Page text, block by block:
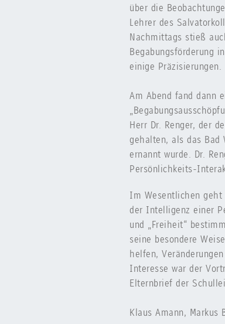
über die
Lehrer des
Nachmittags stieß
Begabungsförderung
einige Präzisierungen.
Am Abend fand dann
Herr Dr. Renger, der
gehalten, als das Bad
ernannt wurde. Dr.
Persönlichkeits-
Im Wesentlichen
der Intelligenz einer
und „Freiheit“
seine besondere
helfen,
Interesse war der
Elternbrief der
Klaus Amann, Markus